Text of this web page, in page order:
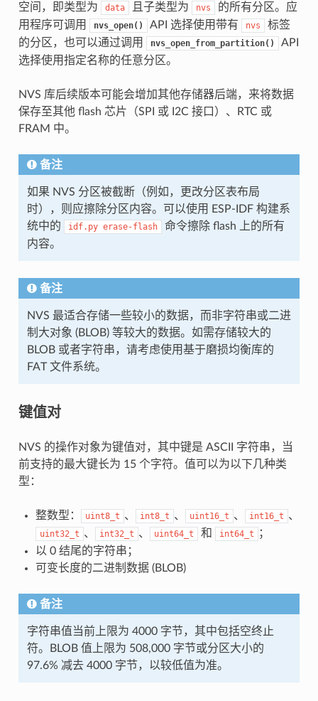
空间，即类型为
data 且子类型为 nvs
的所有分区。应
用程序可调用
nvs_open() API 选择使用带有 nvs
标签
的分区，也可以通过调用
nvs_open_from_partition()
API
选择使用指定名称的任意分区。
NVS 库后续版本可能会增加其他存储器后端，来将数据
保存至其他 flash 芯片（SPI 或 I2C 接口）、RTC 或
FRAM 中。
备注
如果 NVS 分区被截断（例如，更改分区表布局
时），则应擦除分区内容。可以使用 ESP-IDF 构建系
统中的
idf.py erase-flash
命令擦除 flash 上的所有
内容。
备注
NVS 最适合存储一些较小的数据，而非字符串或二进
制大对象 (BLOB) 等较大的数据。如需存储较大的
BLOB 或者字符串，请考虑使用基于磨损均衡库的
FAT 文件系统。
键值对
NVS 的操作对象为键值对，其中键是 ASCII 字符串，当
前支持的最大键长为 15 个字符。值可以为以下几种类
型：
整数型： uint8_t 、 int8_t 、 uint16_t 、 int16_t 、
uint32_t 、 int32_t 、 uint64_t 和 int64_t
；
以 0 结尾的字符串；
可变长度的二进制数据 (BLOB)
备注
字符串值当前上限为 4000 字节，其中包括空终止
符。BLOB 值上限为 508,000 字节或分区大小的
97.6% 减去 4000 字节，以较低值为准。